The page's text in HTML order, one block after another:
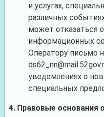
и услугах,
различных
может отказаться
информационных
Оператору письмо
уведомлениях о
специальных
4. Правовые основания